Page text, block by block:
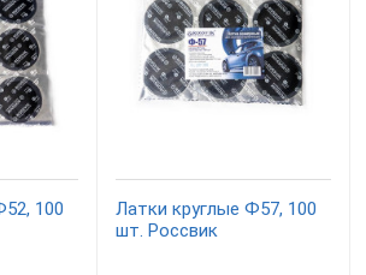
100
Латки круглые Ф57, 100
шт. Россвик